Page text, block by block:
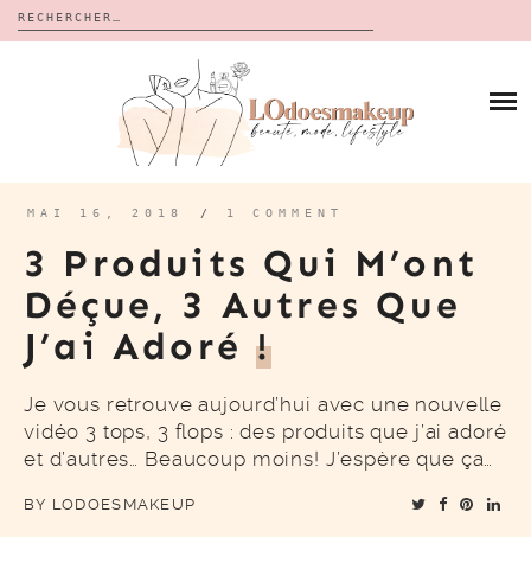
Rechercher :
CALENDRIERS DE L’AVENT
BON PLAN
À PROPOS
CONTACT
MAI 16, 2018 / 1 COMMENT
3 Produits Qui M’ont
Déçue, 3 Autres Que
J’ai Adoré!
Je vous retrouve aujourd’hui avec une nouvelle
vidéo 3 tops, 3 flops : des produits que j’ai adoré
et d’autres… Beaucoup moins! J’espère que ça…
BY LODOESMAKEUP